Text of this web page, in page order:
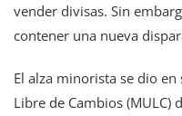
vender divisas. Sin
contener una nueva
El alza minorista se dio
Libre de Cambios (MULC)